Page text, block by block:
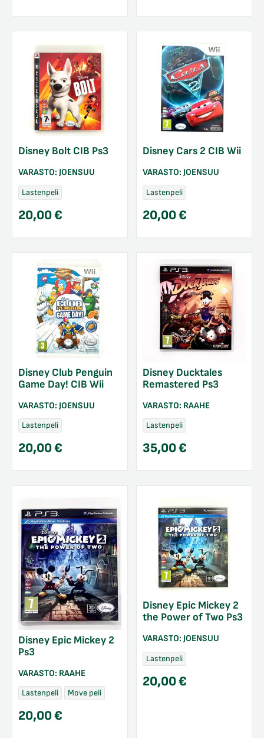
Disney Bolt CIB Ps3
VARASTO: JOENSUU
Lastenpeli
20,00€
Disney Cars 2 CIB Wii
VARASTO: JOENSUU
Lastenpeli
20,00€
Disney Club Penguin
Game Day! CIB Wii
VARASTO: JOENSUU
Lastenpeli
20,00€
Disney Ducktales
Remastered Ps3
VARASTO: RAAHE
Lastenpeli
35,00€
Disney Epic Mickey 2
Ps3
VARASTO: RAAHE
Lastenpeli Move peli
20,00€
Disney Epic Mickey 2
the Power of Two Ps3
VARASTO: JOENSUU
Lastenpeli
20,00€